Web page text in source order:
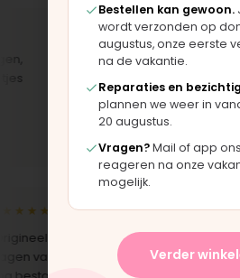
★★★★★
"Bekleding zelf vervangen met
uit. Duidelijk origineel spul."
Iris · Bugaboo bekleding
onderdeel voor een
van 10 jaar oud. Top dat dit
Bestellen kan gewoon.
wordt verzonden op
augustus, onze eerste
na de vakantie.
Reparaties en
plannen we weer in
20 augustus.
Vragen?Mail of app
reageren na onze
mogelijk.
Verder